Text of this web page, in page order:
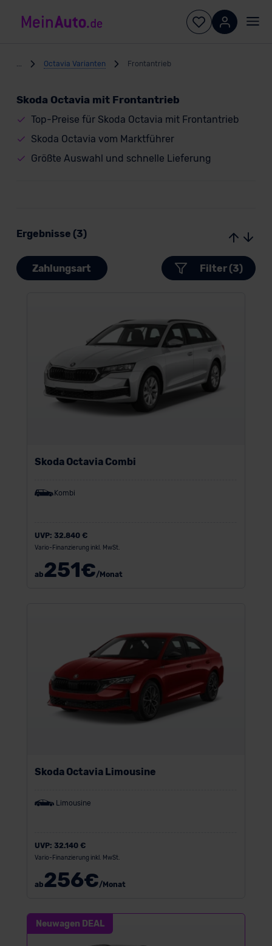
Octavia Varianten Frontantrieb
Skoda Octavia mit Frontantrieb
Top-Preise für Skoda Octavia mit Frontantrieb
Skoda Octavia vom Marktführer
Größte Auswahl und schnelle Lieferung
Ergebnisse (3)
Zahlungsart Filter (3)
Skoda Octavia Combi
Kombi
UVP: 32.840 €
Vario-Finanzierung inkl. MwSt.
ab251€/Monat
Skoda Octavia Limousine
Limousine
UVP: 32.140 €
Vario-Finanzierung inkl. MwSt.
ab256€/Monat
Neuwagen DEAL